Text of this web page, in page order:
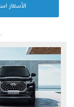
الأسعار